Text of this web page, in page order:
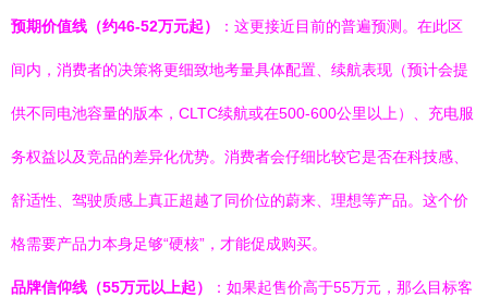
预期价值线（约46-52万元起） ：这更接近目前的普遍预测。在此区
间内，消费者的决策将更细致地考量具体配置、续航表现（预计会提
供不同电池容量的版本，CLTC续航或在500-600公里以上）、充电服
务权益以及竞品的差异化优势。消费者会仔细比较它是否在科技感、
舒适性、驾驶质感上真正超越了同价位的蔚来、理想等产品。这个价
格需要产品力本身足够“硬核”，才能促成购买。
品牌信仰线（55万元以上起） ：如果起售价高于55万元，那么目标客